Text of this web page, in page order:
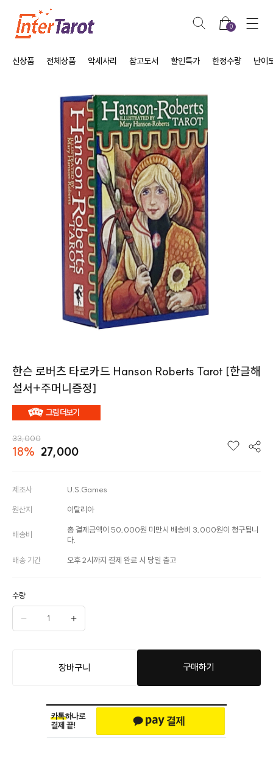
0
신상품 전체상품 악세사리 참고도서 할인특가 한정수량 난이
한슨 로버츠 타로카드 Hanson Roberts Tarot [한글해
설서+주머니증정]
33,000
18% 27,000
제조사 U.S.Games
원산지 이탈리아
배송비
총 결제금액이 50,000원 미만시 배송비 3,000원이 청구됩니
다.
배송 기간 오후 2시까지 결제 완료 시 당일 출고
수량
장바구니 구매하기